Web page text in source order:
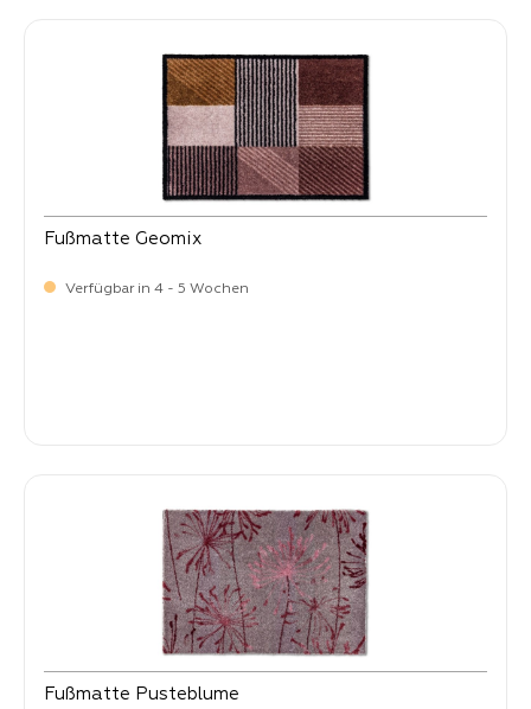
Fußmatte Geomix
Verfügbar in 4 - 5 Wochen
Fußmatte Pusteblume